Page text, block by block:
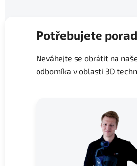
á
d
c
í
k
y
v
ý
p
Potřebujete
Neváhejte se obrátit na
odborníka v oblasti 3D